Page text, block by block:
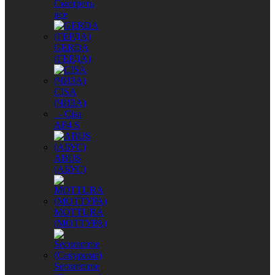
Смотреть
все
GERDA
(ГЕРДА)
CISA
(ЧИЗА)
- Cisa
AP4 S
ABUS
(АБУС)
MОTTURA
(МОТТУРА)
Securemme